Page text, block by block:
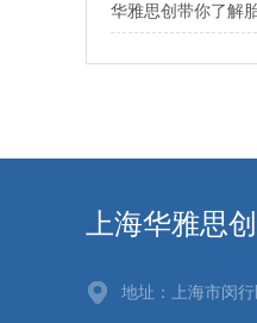
华雅思创带你了解
上海华雅思
地址：上海市闵